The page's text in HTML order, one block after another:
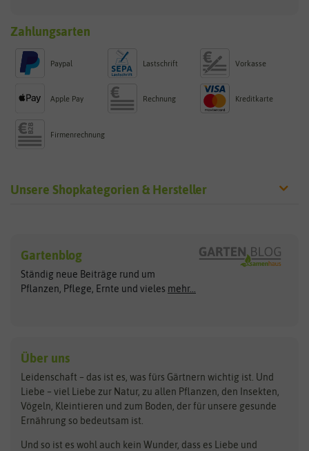
Zahlungsarten
Paypal Lastschrift Vorkasse
Apple Pay Rechnung Kreditkarte
Firmenrechnung
Unsere Shopkategorien & Hersteller
Exotische Samen
Gemüsesamen
Gründünger
Kräutersamen
Obstsamen
Pilzbrut
Rasensamen
Steckzwiebeln
Zimmer & Kübelpflanzen
Arche Noah
ASB Greenworld
Benary
Bingenheimer Saatgut
Bionana
BIOWOL
Clever Pots
COMPO
Dürr-Samen
Feldsaaten Freudenberger
Gartenblog
Ständig neue Beiträge rund um
Pflanzen, Pflege, Ernte und vieles mehr...
Über uns
Leidenschaft – das ist es, was fürs Gärtnern wichtig ist. Und
Liebe – viel Liebe zur Natur, zu allen Pflanzen, den Insekten,
Vögeln, Kleintieren und zum Boden, der für unsere gesunde
Ernährung so bedeutsam ist.
Und so ist es wohl auch kein Wunder, dass es Liebe und